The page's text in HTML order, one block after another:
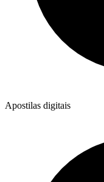
Apostilas digitais